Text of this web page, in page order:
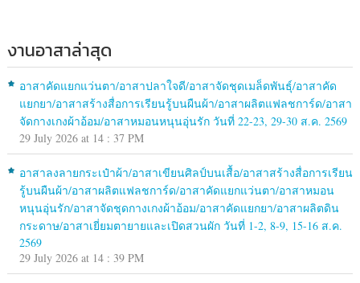
งานอาสาล่าสุด
อาสาคัดแยกแว่นตา/อาสาปลาใจดี/อาสาจัดชุดเมล็ดพันธุ์/อาสาคัด
แยกยา/อาสาสร้างสื่อการเรียนรู้บนผืนผ้า/อาสาผลิตแฟลชการ์ด/อาสา
จัดกางเกงผ้าอ้อม/อาสาหมอนหนุนอุ่นรัก วันที่ 22-23, 29-30 ส.ค. 2569
29 July 2026 at 14 : 37 PM
อาสาลงลายกระเป๋าผ้า/อาสาเขียนศิลป์บนเสื้อ/อาสาสร้างสื่อการเรียน
รู้บนผืนผ้า/อาสาผลิตแฟลชการ์ด/อาสาคัดแยกแว่นตา/อาสาหมอน
หนุนอุ่นรัก/อาสาจัดชุดกางเกงผ้าอ้อม/อาสาคัดแยกยา/อาสาผลิตดิน
กระดาษ/อาสาเยี่ยมตายายและเปิดสวนผัก วันที่ 1-2, 8-9, 15-16 ส.ค.
2569
29 July 2026 at 14 : 39 PM